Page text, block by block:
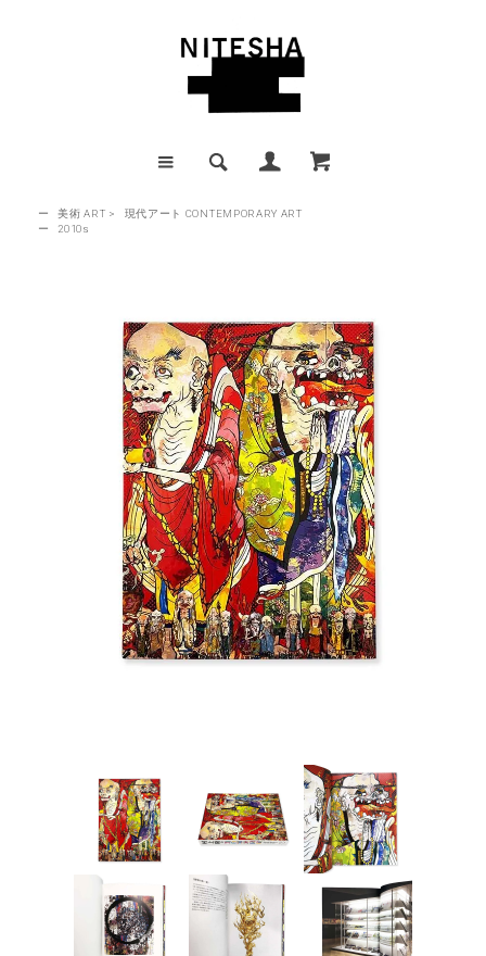
ー 美術 ART >
現代アート CONTEMPORARY ART
ー
2010s